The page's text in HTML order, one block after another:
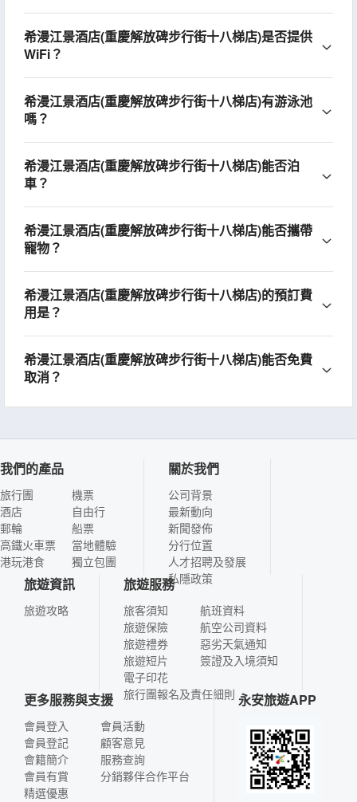
希漫江景酒店(重慶解放碑步行街十八梯店)是否提供
WiFi？
希漫江景酒店(重慶解放碑步行街十八梯店)有游泳池
嗎？
希漫江景酒店(重慶解放碑步行街十八梯店)能否泊
車？
希漫江景酒店(重慶解放碑步行街十八梯店)能否攜帶
寵物？
希漫江景酒店(重慶解放碑步行街十八梯店)的預訂費
用是？
希漫江景酒店(重慶解放碑步行街十八梯店)能否免費
取消？
我們的產品
旅行團
酒店
郵輪
高鐵火車票
港玩港食
機票
自由行
船票
當地體驗
獨立包團
關於我們
公司背景
最新動向
新聞發佈
分行位置
人才招聘及發展
私隱政策
旅遊資訊
旅遊攻略
旅遊服務
旅客須知
旅遊保險
旅遊禮券
旅遊短片
電子印花
航班資料
航空公司資料
惡劣天氣通知
簽證及入境須知
旅行團報名及責任細則
更多服務與支援
會員登入
會員登記
會籍簡介
會員有賞
精選優惠
會員活動
顧客意見
服務查詢
分銷夥伴合作平台
永安旅遊APP